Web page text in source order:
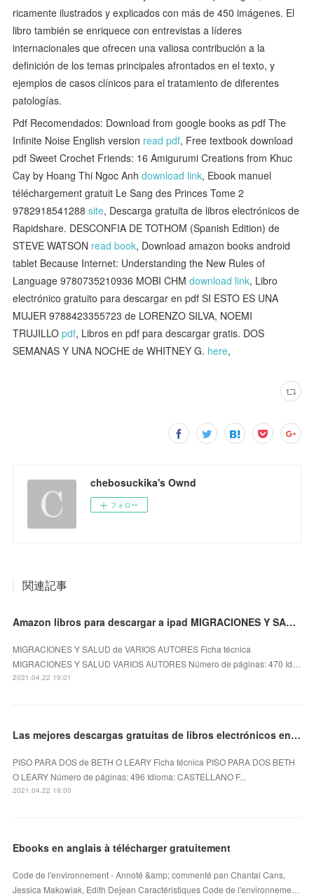
ricamente ilustrados y explicados con más de 450 imágenes. El
libro también se enriquece con entrevistas a líderes
internacionales que ofrecen una valiosa contribución a la
definición de los temas principales afrontados en el texto, y
ejemplos de casos clínicos para el tratamiento de diferentes
patologías.
Pdf Recomendados: Download from google books as pdf The
Infinite Noise English version read pdf, Free textbook download
pdf Sweet Crochet Friends: 16 Amigurumi Creations from Khuc
Cay by Hoang Thi Ngoc Anhdownload link, Ebook manuel
téléchargement gratuit Le Sang des Princes Tome 2
9782918541288site, Descarga gratuita de libros electrónicos de
Rapidshare. DESCONFIA DE TOTHOM (Spanish Edition) de
STEVE WATSON read book, Download amazon books android
tablet Because Internet: Understanding the New Rules of
Language 9780735210936 MOBI CHMdownload link, Libro
electrónico gratuito para descargar en pdf SI ESTO ES UNA
MUJER 9788423355723 de LORENZO SILVA, NOEMI
TRUJILLOpdf, Libros en pdf para descargar gratis. DOS
SEMANAS Y UNA NOCHE de WHITNEY G. here,
chebosuckika's Ownd
フォロー
関連記事
Amazon libros para descargar a ipad MIGRACIONES Y SALUD
MIGRACIONES Y SALUD de VARIOS AUTORES Ficha técnica
MIGRACIONES Y SALUD VARIOS AUTORES Número de páginas: 470 Id…
2021.04.22 19:01
Las mejores descargas gratuitas de libros electrónicos en pdf PISO PARA DOS
PISO PARA DOS de BETH O LEARY Ficha técnica PISO PARA DOS BETH
O LEARY Número de páginas: 496 Idioma: CASTELLANO F...
2021.04.22 19:00
Ebooks en anglais à télécharger gratuitement
Code de l'environnement - Annoté &amp; commenté pan Chantal Cans,
Jessica Makowiak, Edith Dejean Caractéristiques Code de l'environneme…